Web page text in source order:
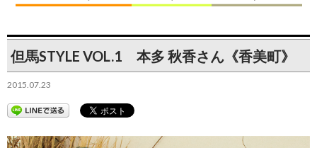
但馬STYLE VOL.1 本多 秋香さん《香美町》
2015.07.23